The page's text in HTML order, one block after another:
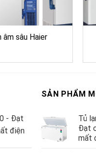
âm sâu Haier
- Đạt
điện
SẢN PHẨM
Tủ
Đạt
mất